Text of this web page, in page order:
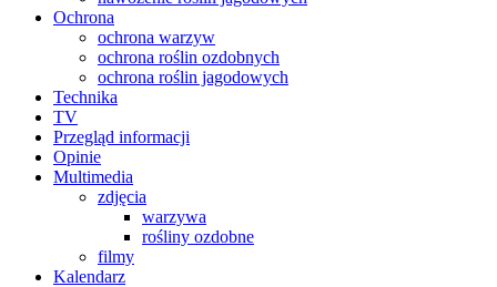
Ochrona
ochrona warzyw
ochrona roślin ozdobnych
ochrona roślin jagodowych
Technika
TV
Przegląd informacji
Opinie
Multimedia
zdjęcia
warzywa
rośliny ozdobne
filmy
Kalendarz